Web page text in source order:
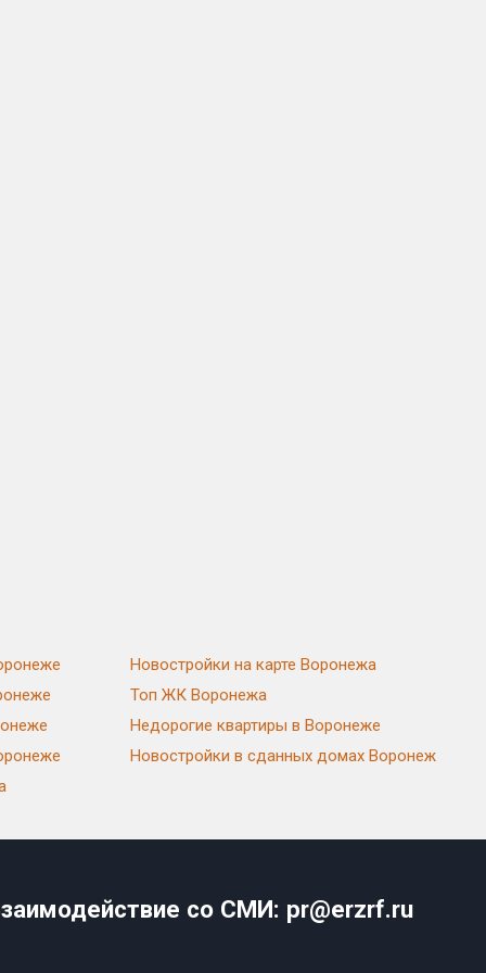
Новостройки на карте Воронежа
Топ ЖК Воронежа
Недорогие квартиры в Воронеже
Новостройки в сданных домах Воронеж
со СМИ: pr@erzrf.ru